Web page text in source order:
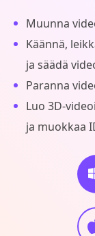
Muunna
Käännä,
ja säädä
Paranna
Luo 3D-
ja muokkaa